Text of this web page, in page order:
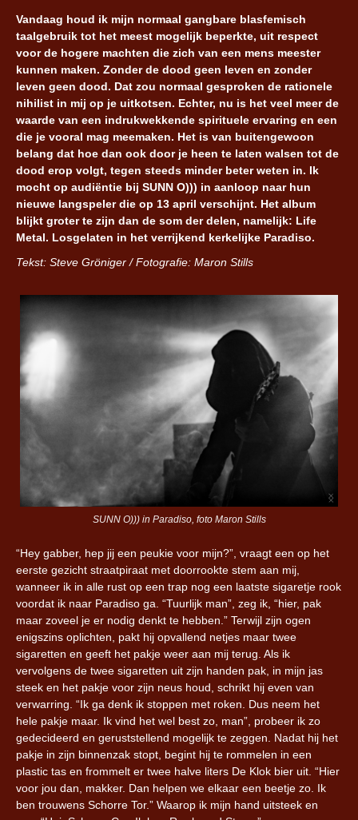
Vandaag houd ik mijn normaal gangbare blasfemisch
taalgebruik tot het meest mogelijk beperkte, uit respect
voor de hogere machten die zich van een mens meester
kunnen maken. Zonder de dood geen leven en zonder
leven geen dood. Dat zou normaal gesproken de rationele
nihilist in mij op je uitkotsen. Echter, nu is het veel meer de
waarde van een indrukwekkende spirituele ervaring en een
die je vooral mag meemaken. Het is van buitengewoon
belang dat hoe dan ook door je heen te laten walsen tot de
dood erop volgt, tegen steeds minder beter weten in. Ik
mocht op audiëntie bij SUNN O))) in aanloop naar hun
nieuwe langspeler die op 13 april verschijnt. Het album
blijkt groter te zijn dan de som der delen, namelijk: Life
Metal. Losgelaten in het verrijkend kerkelijke Paradiso.
Tekst: Steve Gröniger / Fotografie: Maron Stills
SUNN O))) in Paradiso, foto Maron Stills
“Hey gabber, hep jij een peukie voor mijn?”, vraagt een op het
eerste gezicht straatpiraat met doorrookte stem aan mij,
wanneer ik in alle rust op een trap nog een laatste sigaretje rook
voordat ik naar Paradiso ga. “Tuurlijk man”, zeg ik, “hier, pak
maar zoveel je er nodig denkt te hebben.” Terwijl zijn ogen
enigszins oplichten, pakt hij opvallend netjes maar twee
sigaretten en geeft het pakje weer aan mij terug. Als ik
vervolgens de twee sigaretten uit zijn handen pak, in mijn jas
steek en het pakje voor zijn neus houd, schrikt hij even van
verwarring. “Ik ga denk ik stoppen met roken. Dus neem het
hele pakje maar. Ik vind het wel best zo, man”, probeer ik zo
gedecideerd en geruststellend mogelijk te zeggen. Nadat hij het
pakje in zijn binnenzak stopt, begint hij te rommelen in een
plastic tas en frommelt er twee halve liters De Klok bier uit. “Hier
voor jou dan, makker. Dan helpen we elkaar een beetje zo. Ik
ben trouwens Schorre Tor.” Waarop ik mijn hand uitsteek en